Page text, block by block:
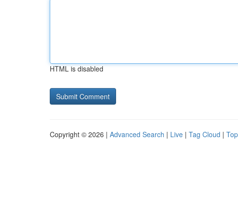
HTML is disabled
Copyright © 2026 | Advanced Search | Live | Tag Cloud |